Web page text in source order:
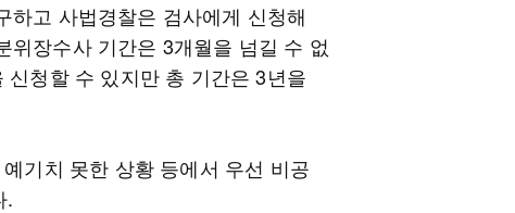
하고 사법경찰은 검사에게 신청해
위장수사 기간은 3개월을 넘길 수 없
청할 수 있지만 총 기간은 3년을
기치 못한 상황 등에서 우선 비공
.